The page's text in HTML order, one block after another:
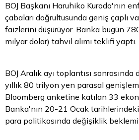
BOJ Başkanı Haruhiko Kuroda'nın
çabaları doğrultusunda geniş çaplı
faizlerini düşürüyor. Banka bugün
milyar dolar) tahvil alımı teklifi yaptı.
BOJ Aralık ayı toplantısı
yıllık 80 trilyon yen parasal
Bloomberg anketine katılan 33
Banka'nın 20-21 Ocak
para politikasında değişiklik